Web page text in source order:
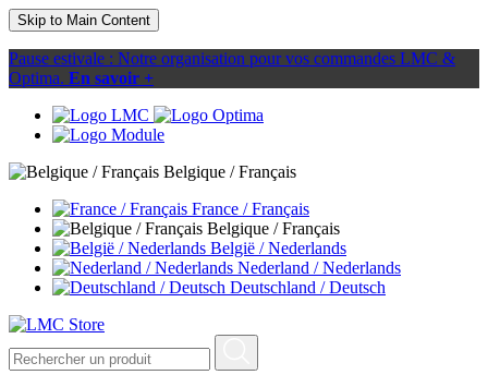
Skip to Main Content
Pause estivale : Notre organisation pour vos commandes LMC &
Optima. En savoir +
Belgique / Français
France / Français
Belgique / Français
België / Nederlands
Nederland / Nederlands
Deutschland / Deutsch